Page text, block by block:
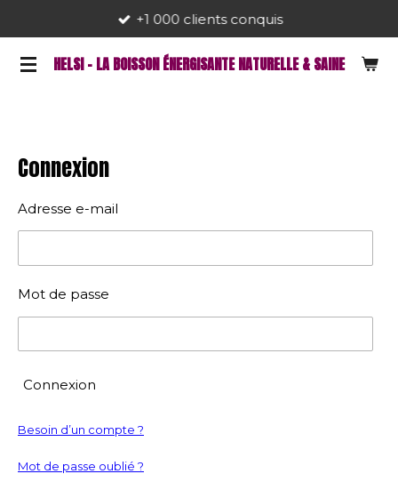
contenuHELSI - LA BOISSON ÉNERGISANTE NATURELLE & SAINE
+1 000 clients conquis
Connexion
Adresse e-mail
Mot de passe
Connexion
Besoin d’un compte ?
Mot de passe oublié ?